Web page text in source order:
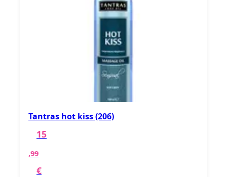
Tantras hot kiss (206)
15
,99
€